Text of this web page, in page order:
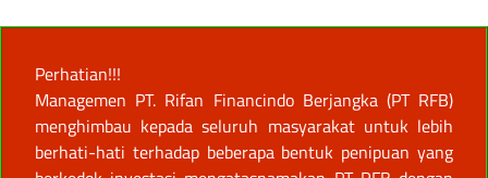
Perhatian!!!
Managemen PT. Rifan Financindo Berjangka (PT RFB)
menghimbau kepada seluruh masyarakat untuk lebih
berhati-hati terhadap beberapa bentuk penipuan yang